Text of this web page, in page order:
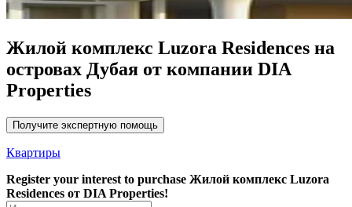
Жилой комплекс Luzora Residences на
островах Дубая от компании DIA
Properties
Получите экспертную помощь
Квартиры
Register your interest to purchase Жилой комплекс Luzora
Residences от DIA Properties!